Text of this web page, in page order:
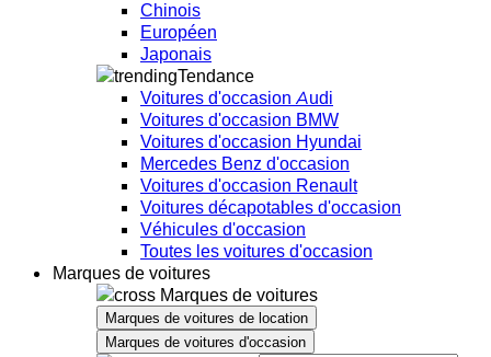
Chinois
Européen
Japonais
Tendance
Voitures d'occasion Audi
Voitures d'occasion BMW
Voitures d'occasion Hyundai
Mercedes Benz d'occasion
Voitures d'occasion Renault
Voitures décapotables d'occasion
Véhicules d'occasion
Toutes les voitures d'occasion
Marques de voitures
Marques de voitures
Marques de voitures de location
Marques de voitures d'occasion